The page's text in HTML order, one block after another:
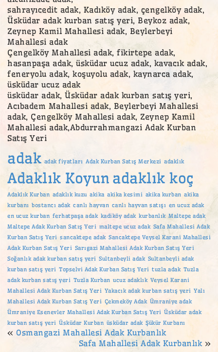
sahrayıcedit adak, Kadıköy adak, çengelköy adak,
Üsküdar adak kurban satış yeri, Beykoz adak,
Zeynep Kamil Mahallesi adak, Beylerbeyi
Mahallesi adak
Çengelköy Mahallesi adak, fikirtepe adak,
hasanpaşa adak, üsküdar ucuz adak, kavacık adak,
feneryolu adak, koşuyolu adak, kaynarca adak,
üsküdar ucuz adak
üsküdar adak, Üsküdar adak kurban satış yeri,
Acıbadem Mahallesi adak, Beylerbeyi Mahallesi
adak, Çengelköy Mahallesi adak, Zeynep Kamil
Mahallesi adak,Abdurrahmangazi Adak Kurban
Satış Yeri
adak adak fiyatları Adak Kurban Satış Merkezi adaklık
Adaklık Koyun adaklık koç
Adaklık Kurban adaklık kuzu akika akika kesimi akika kurban akika
kurbanı bostancı adak canlı hayvan canlı hayvan satışı en ucuz adak
en ucuz kurban ferhatpaşa adak kadiköy adak kurbanlık Maltepe adak
Maltepe Adak Kurban Satış Yeri maltepe ucuz adak Safa Mahallesi Adak
Kurban Satış Yeri sancaktepe adak Sancaktepe Veysel Karani Mahallesi
Adak Kurban Satış Yeri Sarıgazi Mahallesi Adak Kurban Satış Yeri
Soğanlık adak kurban satış yeri Sultanbeyli adak Sultanbeyli adak
kurban satış yeri Topselvi Adak Kurban Satış Yeri tuzla adak Tuzla
adak kurban satış yeri Tuzla Kurban ucuz adaklık Veysel Karani
Mahallesi Adak Kurban Satış Yeri Yakacık adak kurban satış yeri Yalı
Mahallesi Adak Kurban Satış Yeri Çekmeköy Adak Ümraniye adak
Ümraniye Esenevler Mahallesi Adak Kurban Satış Yeri Üsküdar adak
kurban satış yeri Üsküdar Kurban üsküdar adak Şükür Kurbanı
« Osmangazi Mahallesi Adak Kurbanlık
Safa Mahallesi Adak Kurbanlık »